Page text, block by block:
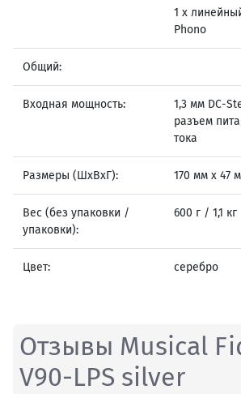
1 x
Phono
Общий:
Входная мощность:
1,3 мм DC-
разъем
тока
Размеры (ШxВxГ): 170 мм x 47
Вес (без упаковки /
упаковки):
600 г / 1,1 кг
Цвет: серебро
Отзывы Musical
V90-LPS silver